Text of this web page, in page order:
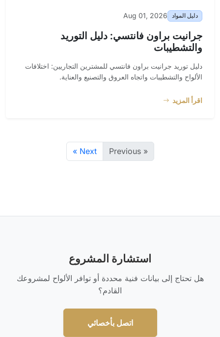
دليل المواد Aug 01, 2026
جرانيت براون فانتسي: دليل التوريد
والتشطيبات
دليل توريد جرانيت براون فانتسي للمشترين التجاريين: اختلافات
الألواح والتشطيبات واتجاه العروق والتصنيع والعناية.
اقرأ المزيد
« Previous
Next »
استشارة المشروع
هل تحتاج إلى بيانات فنية محددة أو توافر الألواح لمشروعك
القادم؟
اتصل بأخصائي